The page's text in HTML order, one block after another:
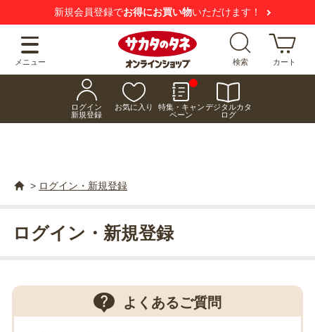
新規会員登録でお得にお買い物いただけます！
メニュー 検索 カート
ログイン
新規登録
お気に入り
特集・キャン
ペーン
デジタルカタ
ログ
> ログイン・新規登録
ログイン・新規登録
よくあるご質問